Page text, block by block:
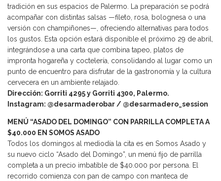
tradición en sus espacios de Palermo. La preparación se podrá
acompañar con distintas salsas —fileto, rosa, bolognesa o una
versión con champiñones—, ofreciendo alternativas para todos
los gustos. Esta opción estará disponible el próximo 29 de abril,
integrándose a una carta que combina tapeo, platos de
impronta hogareña y coctelería, consolidando al lugar como un
punto de encuentro para disfrutar de la gastronomía y la cultura
cervecera en un ambiente relajado.
Dirección: Gorriti 4295 y Gorriti 4300, Palermo.
Instagram: @desarmaderobar / @desarmadero_session
MENÚ “ASADO DEL DOMINGO” CON PARRILLA COMPLETA A
$40.000 EN SOMOS ASADO
Todos los domingos al mediodía la cita es en Somos Asado y
su nuevo ciclo “Asado del Domingo”, un menú fijo de parrilla
completa a un precio imbatible de $40.000 por persona. El
recorrido comienza con pan de campo con manteca de